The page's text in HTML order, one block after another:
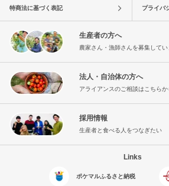
特商法に基づく表記 プライバ
生産者の方へ
農家さん・漁師さんを募集してい
法人・自治体の方へ
アライアンスのご相談はこちらか
採用情報
生産者と食べる人をつなぎたい
Links
ポケマルふるさと納税